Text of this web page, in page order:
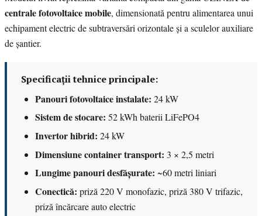
centrale fotovoltaice mobile, dimensionată pentru alimentarea unui
echipament electric de subtraversări orizontale și a sculelor auxiliare
de șantier.
Specificații tehnice principale:
Panouri fotovoltaice instalate: 24 kW
Sistem de stocare: 52 kWh baterii LiFePO4
Invertor hibrid: 24 kW
Dimensiune container transport: 3 × 2,5 metri
Lungime panouri desfășurate: ~60 metri liniari
Conectică: priză 220 V monofazic, priză 380 V trifazic,
priză încărcare auto electric